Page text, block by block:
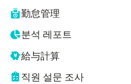
勤怠管理
분석 레포트
給与計算
직원 설문 조사